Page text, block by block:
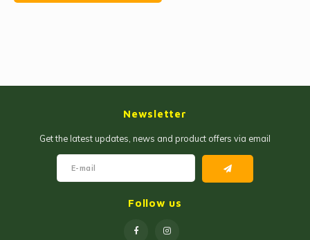
Newsletter
Get the latest updates, news and product offers via email
Follow us